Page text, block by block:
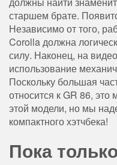
старшем брате.
Независимо от того,
Corolla должна
силу. Наконец, на
использование
Поскольку большая
относится к GR 86, это
этой модели, но мы
компактного хэтчбека!
Пока